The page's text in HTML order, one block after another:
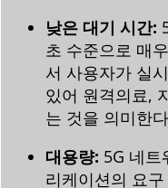
낮은 대기 시간:
초 수준으로 매
서 사용자가 실
있어 원격의료,
는 것을 의미한
대용량: 5G 네트
리케이션의 요